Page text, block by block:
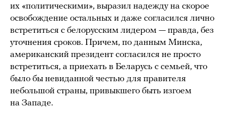
их «политическими», выразил надежду на скорое
освобождение остальных и даже согласился лично
встретиться с белорусским лидером — правда, без
уточнения сроков. Причем, по данным Минска,
американский президент согласился не просто
встретиться, а приехать в Беларусь с семьей, что
было бы невиданной честью для правителя
небольшой страны, привыкшего быть изгоем
на Западе.